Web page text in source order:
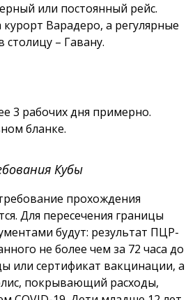
или постоянный рейс.
Варадеро, а регулярные
столицу – Гавану.
3 рабочих дня примерно.
бланке.
Кубы
прохождения
Для пересечения границы
будут: результат ПЦР-
не более чем за 72 часа до
или сертификат вакцинации, а
покрывающий расходы,